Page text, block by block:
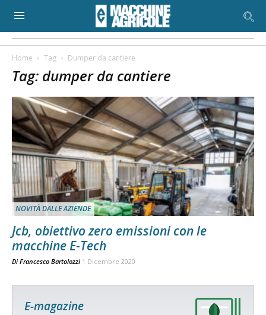
Home Tag Dumper da cantiere
Tag: dumper da cantiere
NOVITÀ DALLE AZIENDE
Jcb, obiettivo zero emissioni con le
macchine E-Tech
Di Francesco Bartolozzi 1 Dicembre 2020
E-magazine